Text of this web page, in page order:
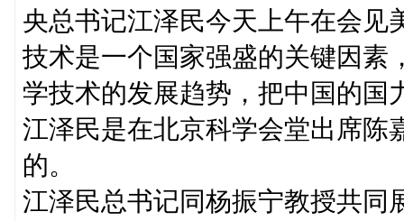
央总书记江泽民今天上午在会见
技术是一个国家强盛的关键因素
学技术的发展趋势，把中国的国
江泽民是在北京科学会堂出席陈
的。
江泽民总书记同杨振宁教授共同